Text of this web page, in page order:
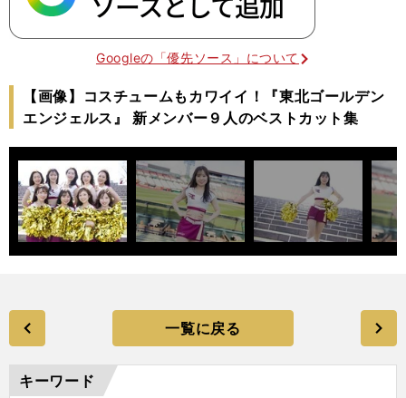
Googleの「優先ソース」について
【画像】コスチュームもカワイイ！『東北ゴールデン
エンジェルス』 新メンバー９人のベストカット集
一覧に戻る
キーワード